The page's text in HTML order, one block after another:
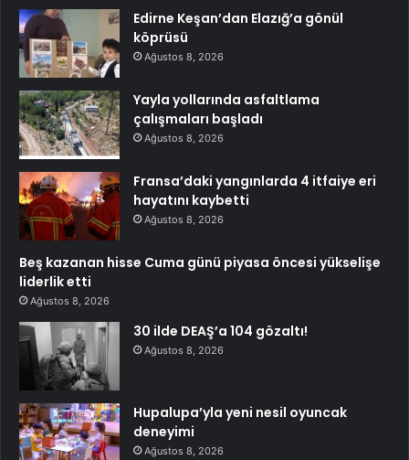
Edirne Keşan’dan Elazığ’a gönül
köprüsü
Ağustos 8, 2026
Yayla yollarında asfaltlama
çalışmaları başladı
Ağustos 8, 2026
Fransa’daki yangınlarda 4 itfaiye eri
hayatını kaybetti
Ağustos 8, 2026
Beş kazanan hisse Cuma günü piyasa öncesi yükselişe
liderlik etti
Ağustos 8, 2026
30 ilde DEAŞ’a 104 gözaltı!
Ağustos 8, 2026
Hupalupa’yla yeni nesil oyuncak
deneyimi
Ağustos 8, 2026